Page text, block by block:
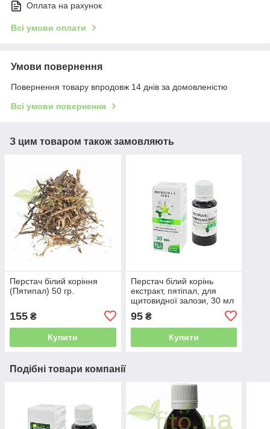
Оплата на рахунок
Всі умови оплати
Умови повернення
Повернення товару впродовж 14 днів за домовленістю
Всі умови повернення
З цим товаром також замовляють
Перстач білий коріння
(Пятипал) 50 гр.
155 ₴
Купити
Перстач білий корінь
екстракт, пятіпал, для
щитовидної залози, 30 мл
95₴
Купити
Подібні товари компанії